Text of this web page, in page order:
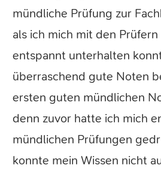
mündliche Prüfung zur
als ich mich mit den
entspannt unterhalten
überraschend gute Noten
ersten guten mündlichen
denn zuvor hatte ich mich
mündlichen Prüfungen
konnte mein Wissen nicht